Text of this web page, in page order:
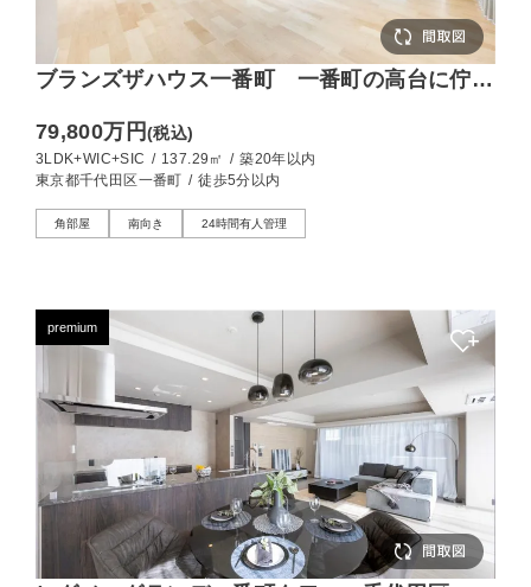
ブランズザハウス一番町 一番町の高台に佇
79,800万円(税込)
3LDK+WIC+SIC / 137.29㎡ / 築20年以内
東京都千代田区一番町 / 徒歩5分以内
角部屋 南向き 24時間有人管理
premium